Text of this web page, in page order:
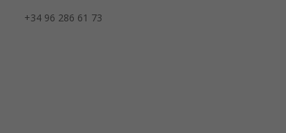
+34 96 286 61 73